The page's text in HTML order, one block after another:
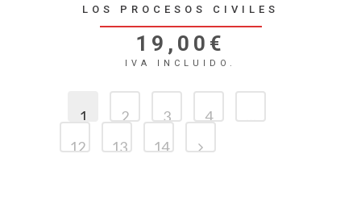
LOS PROCESOS CIVILES
19,00 €
IVA INCLUIDO.
1 2 3 4
…
12
13 14